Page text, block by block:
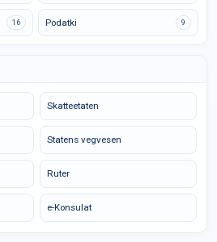
16 Podatki 9
Skatteetaten
Statens vegvesen
Ruter
e-Konsulat